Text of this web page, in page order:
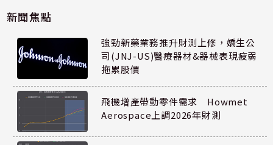
新聞焦點
強勁新藥業務推升財測上修，嬌生公
司(JNJ-US)醫療器材&器械表現疲弱
拖累股價
飛機增產帶動零件需求 Howmet
Aerospace上調2026年財測